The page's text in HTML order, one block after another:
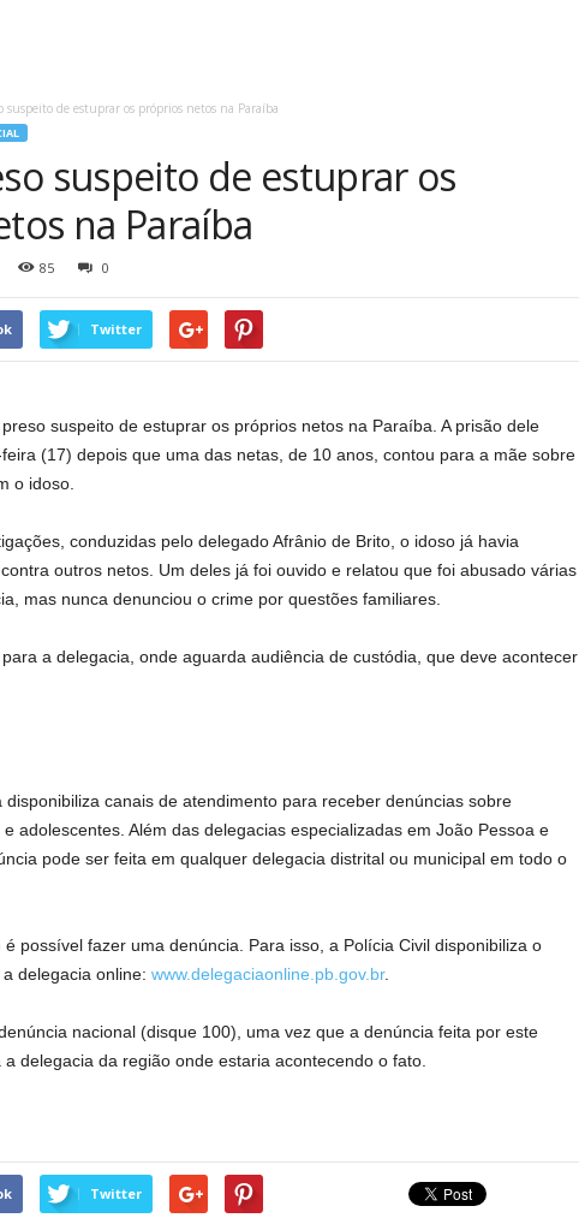
suspeito de estuprar os próprios netos na Paraíba
suspeito de estuprar os
na Paraíba
85 0
Twitter
suspeito de estuprar os próprios netos na Paraíba. A prisão dele
(17) depois que uma das netas, de 10 anos, contou para a mãe sobre
o idoso.
conduzidas pelo delegado Afrânio de Brito, o idoso já havia
outros netos. Um deles já foi ouvido e relatou que foi abusado várias
mas nunca denunciou o crime por questões familiares.
a delegacia, onde aguarda audiência de custódia, que deve acontecer
disponibiliza canais de atendimento para receber denúncias sobre
adolescentes. Além das delegacias especializadas em João Pessoa e
pode ser feita em qualquer delegacia distrital ou municipal em todo o
possível fazer uma denúncia. Para isso, a Polícia Civil disponibiliza o
delegacia online: www.delegaciaonline.pb.gov.br.
nacional (disque 100), uma vez que a denúncia feita por este
delegacia da região onde estaria acontecendo o fato.
Twitter